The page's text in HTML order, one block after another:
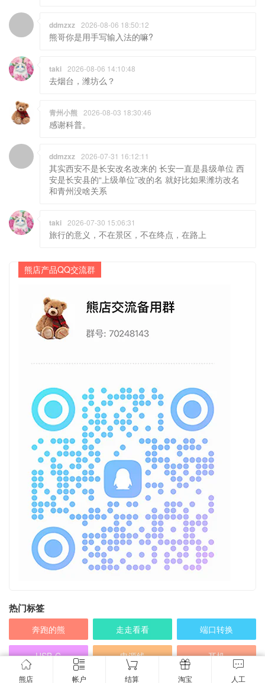
ddmzxz 2026-08-06 18:50:12
熊哥你是用手写输入法的嘛?
taki 2026-08-06 14:10:48
去烟台，潍坊么？
青州小熊 2026-08-03 18:30:46
感谢科普。
ddmzxz 2026-07-31 16:12:11
其实西安不是长安改名改来的 长安一直是县级单位 西
安是长安县的“上级单位”改的名 就好比如果潍坊改名
和青州没啥关系
taki 2026-07-30 15:06:31
旅行的意义，不在景区，不在终点，在路上
熊店产品QQ交流群
热门标签
奔跑的熊 走走看看 端口转换
USB-C 电源线 耳机
熊店 帐户 结算 淘宝 人工